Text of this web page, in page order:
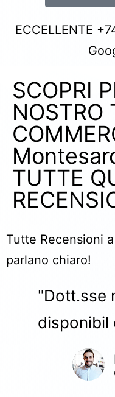
ECCELLENTE
SCOPRI
NOSTRO
TUTTE
Tutte Recensioni
parlano chiaro!
"Dott.sse
disponibil